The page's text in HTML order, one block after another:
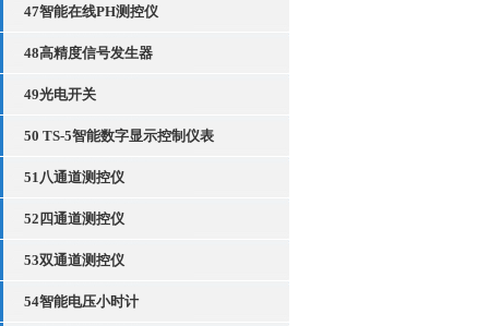
47智能在线PH测控仪
48高精度信号发生器
49光电开关
50 TS-5智能数字显示控制仪表
51八通道测控仪
52四通道测控仪
53双通道测控仪
54智能电压小时计